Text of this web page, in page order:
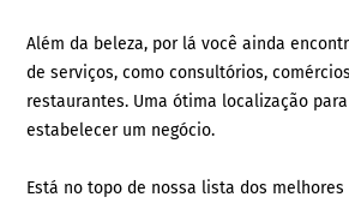
Além da beleza, por lá você ainda
de serviços, como consultórios,
restaurantes. Uma ótima localização
estabelecer um negócio.
Está no topo de nossa lista dos melhores